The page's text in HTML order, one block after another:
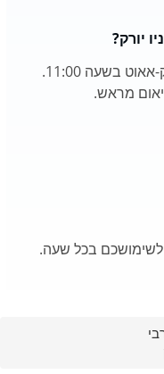
יורק?
זמן הצ'ק-אין הינו בד"כ ב 15:00 והצ'ק-אאוט בשעה 11:00.
מראש.
לשימושכם בכל שעה.